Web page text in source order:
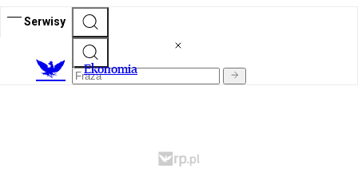
Serwisy
Ekonomia